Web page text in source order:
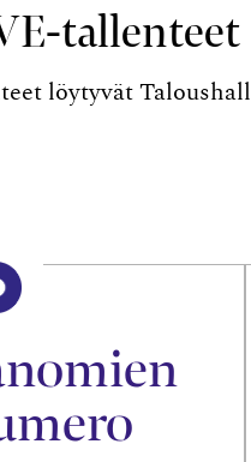
tallenteet
löytyvät